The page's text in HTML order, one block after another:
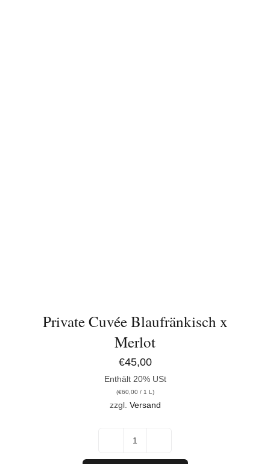
Private Cuvée Blaufränkisch x
Merlot
€45,00
Enthält 20% USt
(€60,00/ 1 L)
zzgl. Versand